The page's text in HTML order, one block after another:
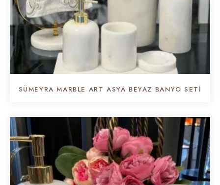
SÜMEYRA MARBLE ART ASYA BEYAZ BANYO SETI